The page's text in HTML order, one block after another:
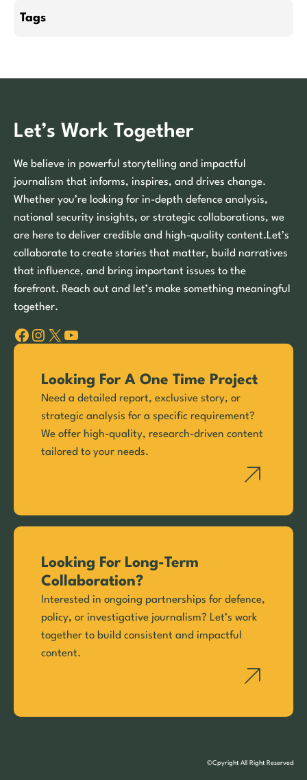
Tags
Let’s Work Together
We believe in powerful storytelling and impactful
journalism that informs, inspires, and drives change.
Whether you’re looking for in-depth defence analysis,
national security insights, or strategic collaborations, we
are here to deliver credible and high-quality content.Let’s
collaborate to create stories that matter, build narratives
that influence, and bring important issues to the
forefront. Reach out and let’s make something meaningful
together.
Facebook Instagram X YouTube
Looking For A One Time Project
Need a detailed report, exclusive story, or
strategic analysis for a specific requirement?
We offer high-quality, research-driven content
tailored to your needs.
Looking For Long-Term
Collaboration?
Interested in ongoing partnerships for defence,
policy, or investigative journalism? Let’s work
together to build consistent and impactful
content.
©Cpyright All Right Reserved